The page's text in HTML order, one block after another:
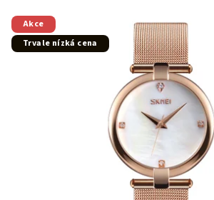
5
hvězdiček.
Akce
Trvale nízká cena